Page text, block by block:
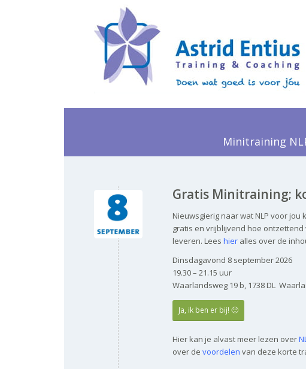
Minitraining
Gratis Minitraining;
Nieuwsgierig naar wat NLP voor
gratis en vrijblijvend hoe
leveren. Lees hier alles over de
Dinsdagavond 8 september 2026
19.30 – 21.15 uur
Waarlandsweg 19 b, 1738 DL
Ja, ik ben er bij! 🙂
Hier kan je alvast meer lezen over
over de voordelen van deze korte